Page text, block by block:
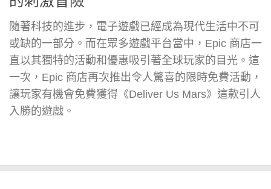
隨著科技的進步，電子遊戲已經成為現代生活中不可
或缺的一部分。而在眾多遊戲平台當中，Epic 商店一
直以其獨特的活動和優惠吸引著全球玩家的目光。這
一次，Epic 商店再次推出令人驚喜的限時免費活動，
讓玩家有機會免費獲得《Deliver Us Mars》這款引人
入勝的遊戲。